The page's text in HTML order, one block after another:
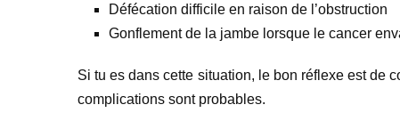
Défécation difficile en raison de l’obstruction
Gonflement de la jambe lorsque le cancer
Si tu es dans cette situation, le bon réflexe est de
complications sont probables.